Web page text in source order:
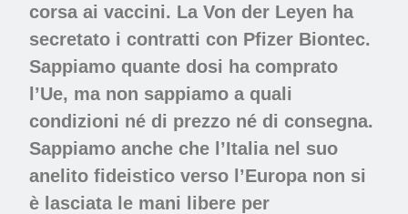
corsa ai vaccini. La Von der Leyen ha
secretato i contratti con Pfizer Biontec.
Sappiamo quante dosi ha comprato
l’Ue, ma non sappiamo a quali
condizioni né di prezzo né di consegna.
Sappiamo anche che l’Italia nel suo
anelito fideistico verso l’Europa non si
è lasciata le mani libere per